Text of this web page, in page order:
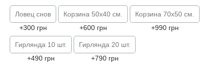
Ловец снов
+300 грн
Корзина 50х40 см.
+600 грн
Корзина 70х50 см.
+990 грн
Гирлянда 10 шт.
+490 грн
Гирлянда 20 шт.
+790 грн